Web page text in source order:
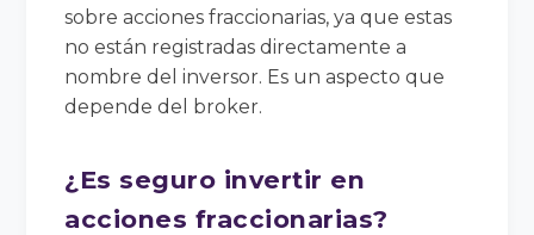
sobre acciones fraccionarias, ya que estas
no están registradas directamente a
nombre del inversor. Es un aspecto que
depende del broker.
¿Es seguro invertir en
acciones fraccionarias?